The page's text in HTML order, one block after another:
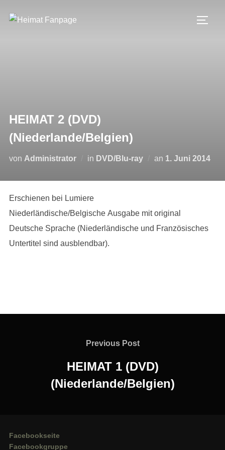
Inhalt
HEIMAT 2 (DVD)
(Niederlande/Belgien)
von Administrator in DVD/Blu-ray an Veröffentlicht
1. Juni 2014
Erschienen bei Lumiere
Niederländische/Belgische Ausgabe mit original
Deutsche Sprache (Niederländische und Französisches
Untertitel sind ausblendbar).
Previous
Previous Post
HEIMAT 1 (DVD)
(Niederlande/Belgien)
Facebookseite
Facebookgruppe